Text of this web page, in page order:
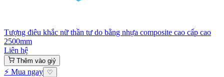
Tượng điêu khắc nữ thần tư do bằng nhựa composite cao cấp cao
2500mm
Liên hệ
Thêm vào giỷ
⚡ Mua ngay ♡